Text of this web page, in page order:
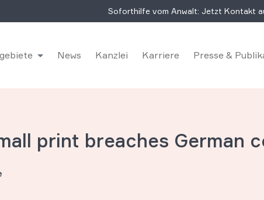
Soforthilfe vom Anwalt: Jetzt Kontakt
News Kanzlei Karriere Presse &
print breaches German